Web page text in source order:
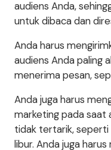
audiens Anda,
untuk dibaca dan
Anda harus
audiens Anda paling
menerima pesan,
Anda juga harus
marketing pada saat
tidak tertarik, seperti
libur. Anda juga